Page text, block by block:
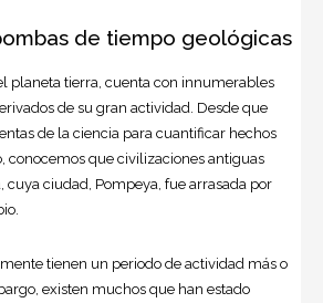
de tiempo geológicas
planeta tierra, cuenta con innumerables
de su gran actividad. Desde que
de la ciencia para cuantificar hechos
conocemos que civilizaciones antiguas
cuya ciudad, Pompeya, fue arrasada por
tienen un periodo de actividad más o
existen muchos que han estado